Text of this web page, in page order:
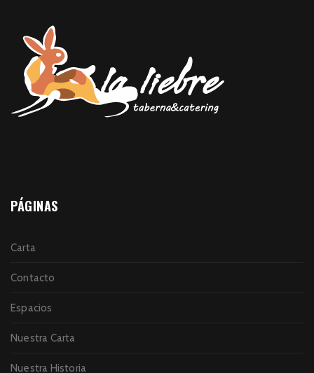
PÁGINAS
Carta
Contacto
Espacios
Nuestra Carta
Nuestra Historia